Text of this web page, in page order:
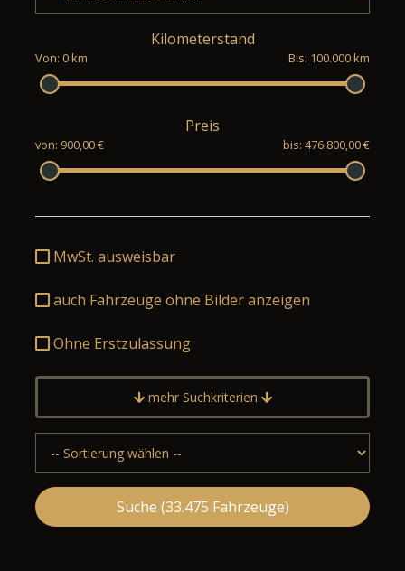
Kilometerstand
Von: 0 km Bis: 100.000 km
Preis
von: 900,00 € bis: 476.800,00 €
MwSt. ausweisbar
auch Fahrzeuge ohne Bilder anzeigen
Ohne Erstzulassung
mehr Suchkriterien
Suche (33.475 Fahrzeuge)